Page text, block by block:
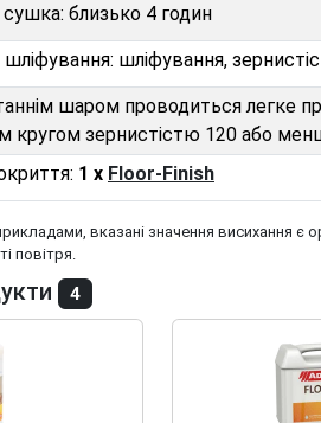
близько 4 годин
шліфування,
шаром проводиться легке
кругом зернистістю 120 або
1 x Floor-Finish
вказані значення висихання
повітря.
4